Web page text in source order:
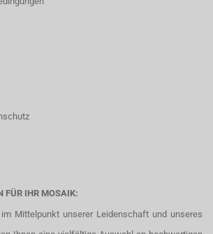
FÜR IHR MOSAIK:
Mittelpunkt unserer Leidenschaft und unseres